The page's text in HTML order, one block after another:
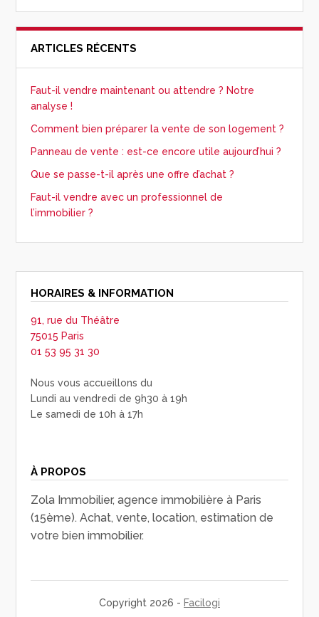
ARTICLES RÉCENTS
Faut-il vendre maintenant ou attendre ? Notre
analyse !
Comment bien préparer la vente de son logement ?
Panneau de vente : est-ce encore utile aujourd’hui ?
Que se passe-t-il après une offre d’achat ?
Faut-il vendre avec un professionnel de
l’immobilier ?
HORAIRES & INFORMATION
91, rue du Théâtre
75015 Paris
01 53 95 31 30
Nous vous accueillons du
Lundi au vendredi de 9h30 à 19h
Le samedi de 10h à 17h
À PROPOS
Zola Immobilier, agence immobilière à Paris
(15ème). Achat, vente, location, estimation de
votre bien immobilier.
Copyright 2026 - Facilogi